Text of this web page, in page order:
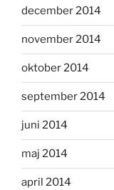
december 2014
november 2014
oktober 2014
september 2014
juni 2014
maj 2014
april 2014